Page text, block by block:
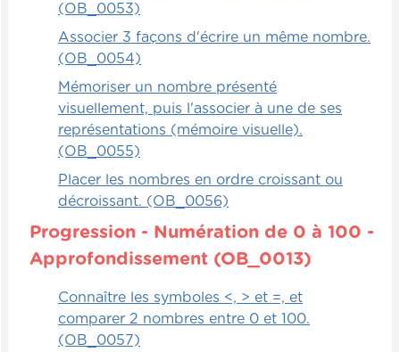
(OB_0053)
Associer 3 façons d'écrire un même nombre.
(OB_0054)
Mémoriser un nombre présenté
visuellement, puis l'associer à une de ses
représentations (mémoire visuelle).
(OB_0055)
Placer les nombres en ordre croissant ou
décroissant. (OB_0056)
Progression - Numération de 0 à 100 -
Approfondissement (OB_0013)
Connaître les symboles <, > et =, et
comparer 2 nombres entre 0 et 100.
(OB_0057)